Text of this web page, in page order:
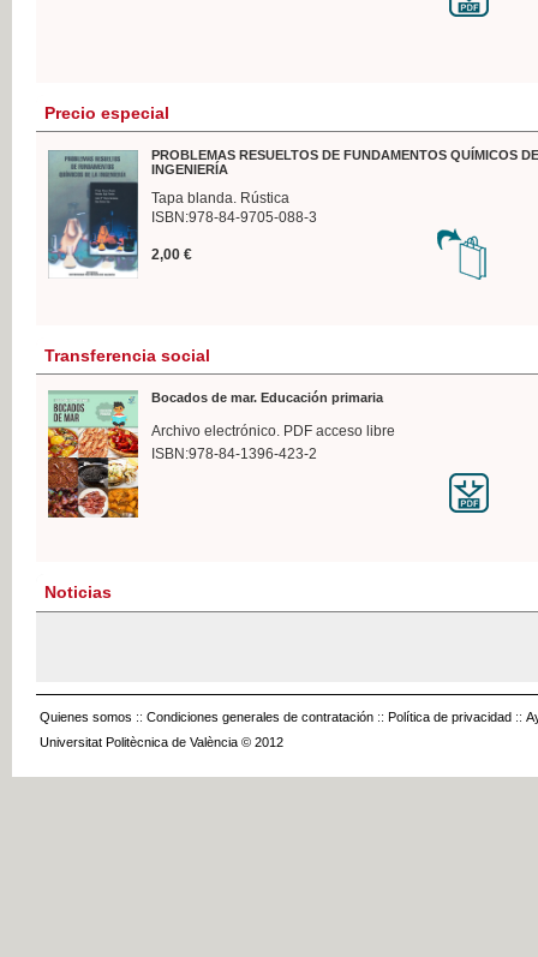
Precio especial
PROBLEMAS RESUELTOS DE FUNDAMENTOS QUÍMICOS
INGENIERÍA
Tapa blanda. Rústica
ISBN:978-84-9705-088-3
2,00 €
Transferencia social
Bocados de mar. Educación primaria
Archivo electrónico. PDF acceso libre
ISBN:978-84-1396-423-2
Noticias
Quienes somos :: Condiciones generales de contratación :: Política de privacidad ::
Universitat Politècnica de València © 2012